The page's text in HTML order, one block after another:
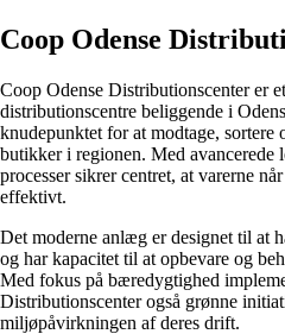
Coop Odense
Coop Odense Distributionscenter er
distributionscentre beliggende i
knudepunktet for at modtage, sortere
butikker i regionen. Med avancerede
processer sikrer centret, at varerne
effektivt.
Det moderne anlæg er designet til at
og har kapacitet til at opbevare og
Med fokus på bæredygtighed
Distributionscenter også grønne
miljøpåvirkningen af deres drift.